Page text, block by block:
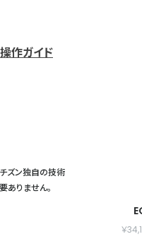
作ガイド
ズン独自の技術
ありません。
￥